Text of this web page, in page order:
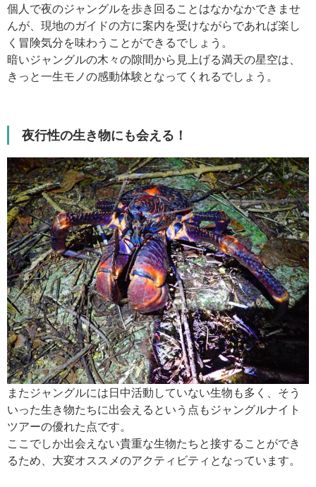
個人で夜のジャングルを歩き回ることはなかなかできませ
んが、現地のガイドの方に案内を受けながらであれば楽し
く冒険気分を味わうことができるでしょう。
暗いジャングルの木々の隙間から見上げる満天の星空は、
きっと一生モノの感動体験となってくれるでしょう。
夜行性の生き物にも会える！
またジャングルには日中活動していない生物も多く、そう
いった生き物たちに出会えるという点もジャングルナイト
ツアーの優れた点です。
ここでしか出会えない貴重な生物たちと接することができ
るため、大変オススメのアクティビティとなっています。